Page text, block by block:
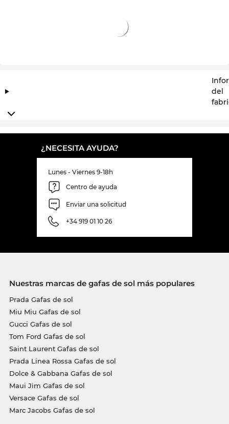
del
¿NECESITA AYUDA?
Lunes - Viernes 9-18h
Centro de ayuda
Enviar una solicitud
+34 919 01 10 26
Nuestras marcas de gafas de sol más populares
Prada Gafas de sol
Miu Miu Gafas de sol
Gucci Gafas de sol
Tom Ford Gafas de sol
Saint Laurent Gafas de sol
Prada Linea Rossa Gafas de sol
Dolce & Gabbana Gafas de sol
Maui Jim Gafas de sol
Versace Gafas de sol
Marc Jacobs Gafas de sol